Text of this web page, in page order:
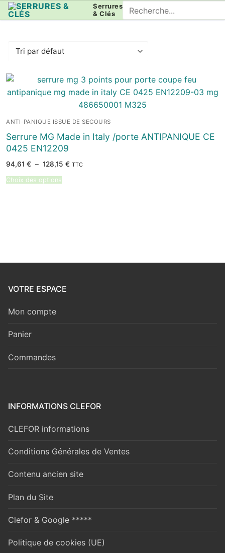
Aller
au
Serrures
& Clés
Rechercher
:
ANTI-PANIQUE ISSUE DE SECOURS
Serrure MG Made in Italy /porte ANTIPANIQUE CE
0425 EN12209
94,61 € – 128,15 €Plage
TTC
Choix des options
VOTRE ESPACE
Mon compte
Panier
Commandes
INFORMATIONS CLEFOR
CLEFOR informations
Conditions Générales de Ventes
Contenu ancien site
Plan du Site
Clefor & Google *****
Politique de cookies (UE)